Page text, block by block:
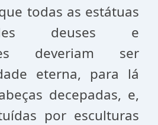
todas as estátuas
deuses e
deveriam ser
eterna, para lá
decepadas, e,
por esculturas